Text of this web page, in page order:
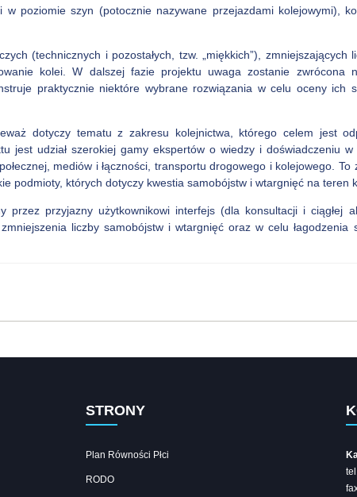
poziomie szyn (potocznie nazywane przejazdami kolejowymi),
(technicznych i pozostałych, tzw. „miękkich”), zmniejszających
kolei. W dalszej fazie projektu uwaga zostanie zwrócona
praktycznie niektóre wybrane rozwiązania w celu oceny ich
dotyczy tematu z zakresu kolejnictwa, którego celem jest
jest udział szerokiej gamy ekspertów o wiedzy i doświadczeniu
mediów i łączności, transportu drogowego i kolejowego.
podmioty, których dotyczy kwestia samobójstw i wtargnięć na teren
przyjazny użytkownikowi interfejs (dla konsultacji i ciągłej
liczby samobójstw i wtargnięć oraz w celu łagodzenia
STRONY
Plan Równości Płci
RODO